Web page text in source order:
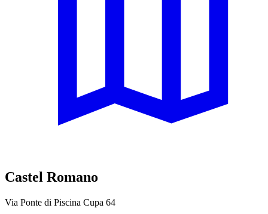
Castel Romano
Via Ponte di Piscina Cupa 64